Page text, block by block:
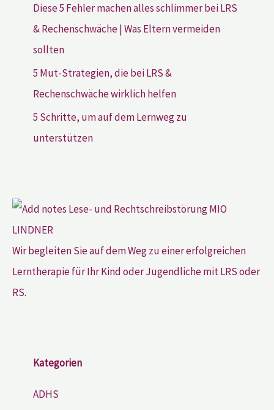
Diese 5 Fehler machen alles schlimmer bei LRS
& Rechenschwäche | Was Eltern vermeiden
sollten
5 Mut-Strategien, die bei LRS &
Rechenschwäche wirklich helfen
5 Schritte, um auf dem Lernweg zu
unterstützen
Wir begleiten Sie auf dem Weg zu einer erfolgreichen
Lerntherapie für Ihr Kind oder Jugendliche mit LRS oder
RS.
Kategorien
ADHS